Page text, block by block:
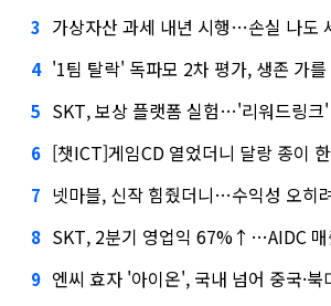
3 가상자산 과세 내년 시행…손실 나도
4 '1팀 탈락' 독파모 2차 평가, 생존 가를
5 SKT, 보상 플랫폼 실험…'리워드링크'
6 [챗ICT]게임CD 열었더니 달랑 종이
7 넷마블, 신작 힘줬더니…수익성 오히
8 SKT, 2분기 영업익 67%↑…AIDC 매
9 엔씨 효자 '아이온', 국내 넘어 중국·